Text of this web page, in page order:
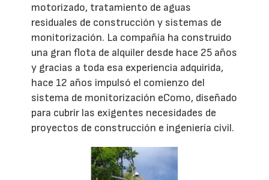
motorizado, tratamiento de aguas
residuales de construcción y sistemas de
monitorización. La compañía ha construido
una gran flota de alquiler desde hace 25 años
y gracias a toda esa experiencia adquirida,
hace 12 años impulsó el comienzo del
sistema de monitorización eComo, diseñado
para cubrir las exigentes necesidades de
proyectos de construcción e ingeniería civil.